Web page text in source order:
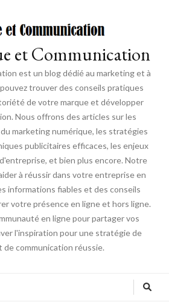
et Communication
est un blog dédié au marketing et à
trouver des conseils pratiques
de votre marque et développer
Nous offrons des articles sur les
marketing numérique, les stratégies
publicitaires efficaces, les enjeux
et bien plus encore. Notre
à réussir dans votre entreprise en
informations fiables et des conseils
votre présence en ligne et hors ligne.
en ligne pour partager vos
l'inspiration pour une stratégie de
de communication réussie.